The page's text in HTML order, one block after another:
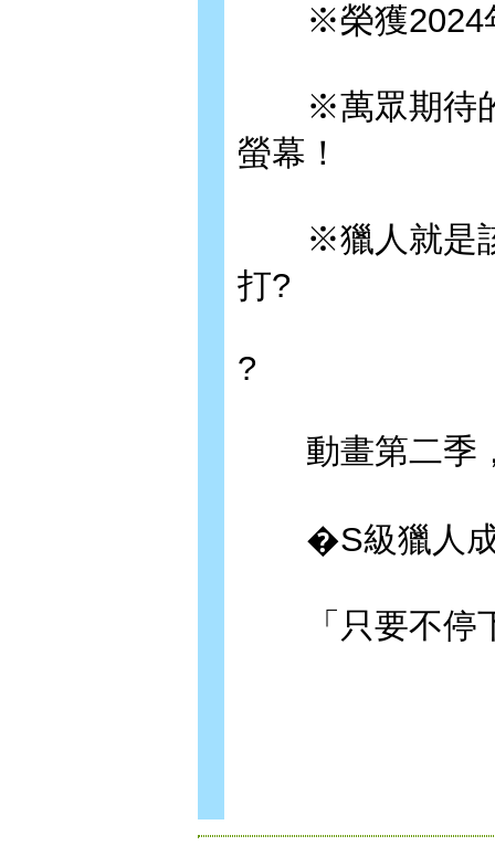
※榮獲2024年
※萬眾期待的
螢幕！
※獵人就是該
打?
?
動畫第二季
�S級獵人成
「只要不停下